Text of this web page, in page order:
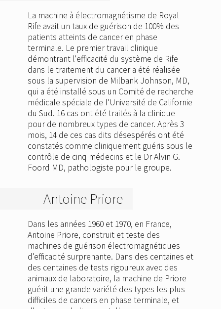
La machine à électromagnétisme de Royal
Rife avait un taux de guérison de 100% des
patients atteints de cancer en phase
terminale. Le premier travail clinique
démontrant l'efficacité du système de Rife
dans le traitement du cancer a été réalisée
sous la supervision de Milbank Johnson, MD,
qui a été installé sous un Comité de recherche
médicale spéciale de l'Université de Californie
du Sud. 16 cas ont été traités à la clinique
pour de nombreux types de cancer. Après 3
mois, 14 de ces cas dits désespérés ont été
constatés comme cliniquement guéris sous le
contrôle de cinq médecins et le Dr Alvin G.
Foord MD, pathologiste pour le groupe.
Antoine Priore
Dans les années 1960 et 1970, en France,
Antoine Priore, construit et teste des
machines de guérison électromagnétiques
d'efficacité surprenante. Dans des centaines et
des centaines de tests rigoureux avec des
animaux de laboratoire, la machine de Priore
guérit une grande variété des types les plus
difficiles de cancers en phase terminale, et